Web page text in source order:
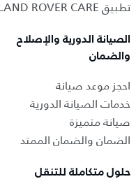
تطبيق LAND ROVER CARE
الصيانة الدورية والإصلاح
والضمان
احجز موعد صيانة
خدمات الصيانة الدورية
صيانة متميزة
الضمان والضمان الممتد
حلول متكاملة للتنقل